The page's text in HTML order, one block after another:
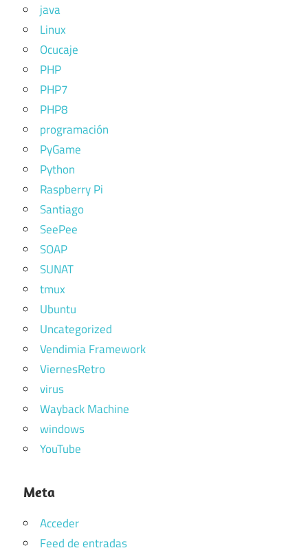
java
Linux
Ocucaje
PHP
PHP7
PHP8
programación
PyGame
Python
Raspberry Pi
Santiago
SeePee
SOAP
SUNAT
tmux
Ubuntu
Uncategorized
Vendimia Framework
ViernesRetro
virus
Wayback Machine
windows
YouTube
Meta
Acceder
Feed de entradas